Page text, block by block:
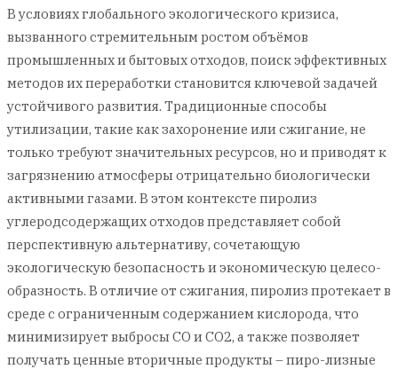
В условиях глобального экологического кризиса,
вызванного стремительным ростом объёмов
промышленных и бытовых отходов, поиск эффективных
методов их переработки становится ключевой задачей
устойчивого развития. Традиционные способы
утилизации, такие как захоронение или сжигание, не
только требуют значительных ресурсов, но и приводят к
загрязнению атмосферы отрицательно биологически
активными газами. В этом контексте пиролиз
углеродсодержащих отходов представляет собой
перспективную альтернативу, сочетающую
экологическую безопасность и экономическую целесо-
образность. В отличие от сжигания, пиролиз протекает в
среде с ограниченным содержанием кислорода, что
минимизирует выбросы CO и CO2, а также позволяет
получать ценные вторичные продукты – пиро-лизные